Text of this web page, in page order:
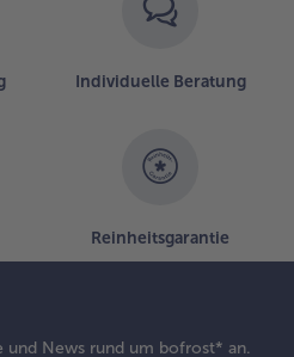
Individuelle Beratung
Reinheitsgarantie
und News rund um bofrost* an.